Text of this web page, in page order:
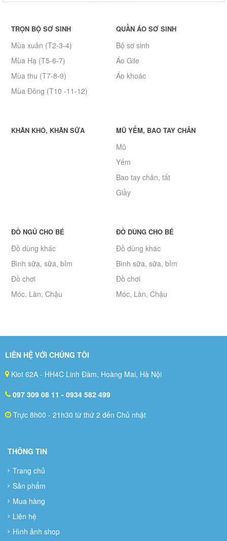
TRỌN BỘ SƠ SINH
Mùa xuân (T2-3-4)
Mùa Hạ (T5-6-7)
Mùa thu (T7-8-9)
Mùa Đông (T10 -11-12)
QUẦN ÁO SƠ SINH
Bộ sơ sinh
Áo Gile
Áo khoác
KHĂN KHÔ, KHĂN SỮA MŨ YẾM, BAO TAY CHÂN
Mũ
Yếm
Bao tay chân, tất
Giầy
ĐỒ NGỦ CHO BÉ
Đồ dùng khác
Bình sữa, sữa, bỉm
Đồ chơi
Móc, Làn, Chậu
ĐỒ DÙNG CHO BÉ
Đồ dùng khác
Bình sữa, sữa, bỉm
Đồ chơi
Móc, Làn, Chậu
LIÊN HỆ VỚI CHÚNG TÔI
Kiot 62A - HH4C Linh Đàm, Hoàng Mai, Hà Nội
097 309 08 11 - 0934 582 499
Trực 8h00 - 21h30 từ thứ 2 đến Chủ nhật
THÔNG TIN
Trang chủ
Sản phẩm
Mua hàng
Liên hệ
Hình ảnh shop